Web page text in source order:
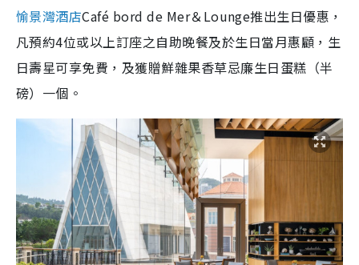
愉景灣酒店Café bord de Mer＆Lounge推出生日優惠，
凡預約4位或以上訂座之自助晚餐及於生日當月惠顧，生
日壽星可享免費，及獲贈鮮雜果香草忌廉生日蛋糕（半
磅）一個。